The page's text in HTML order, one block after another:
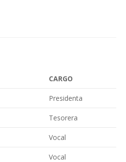
CARGO
Presidenta
Tesorera
Vocal
Vocal